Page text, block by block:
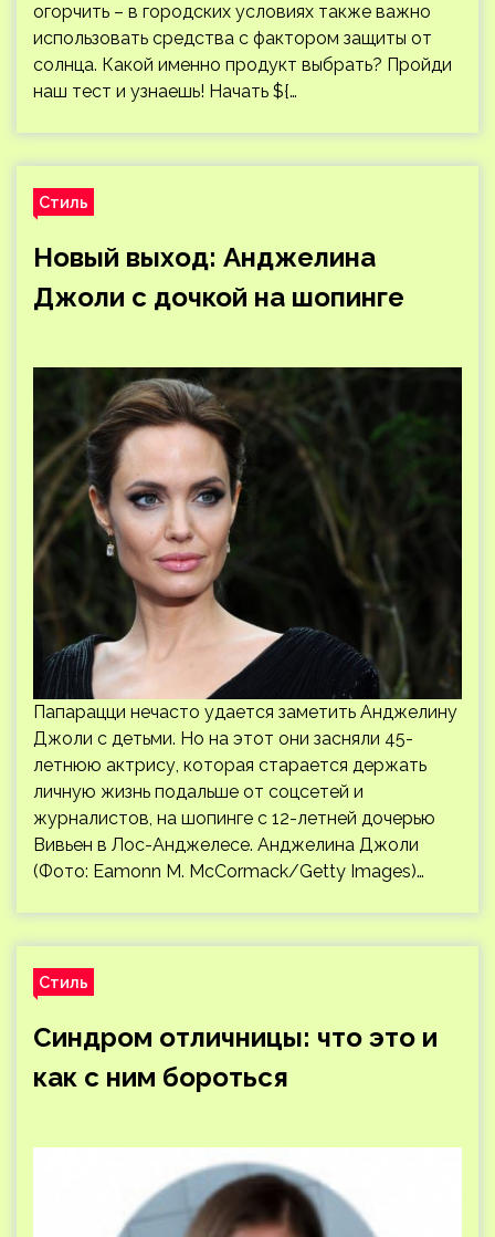
огорчить – в городских условиях также важно
использовать средства с фактором защиты от
солнца. Какой именно продукт выбрать? Пройди
наш тест и узнаешь! Начать ${…
Стиль
Новый выход: Анджелина
Джоли с дочкой на шопинге
Папарацци нечасто удается заметить Анджелину
Джоли с детьми. Но на этот они засняли 45-
летнюю актрису, которая старается держать
личную жизнь подальше от соцсетей и
журналистов, на шопинге с 12-летней дочерью
Вивьен в Лос-Анджелесе. Анджелина Джоли
(Фото: Eamonn M. McCormack/Getty Images)…
Стиль
Синдром отличницы: что это и
как с ним бороться